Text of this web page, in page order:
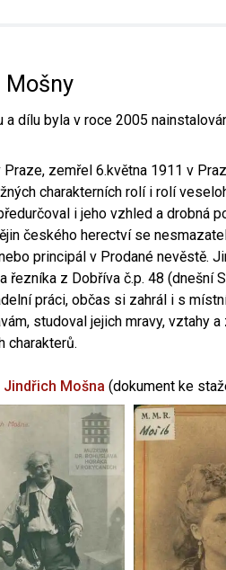
Mošny
dílu byla v roce 2005
zemřel 6.května 1911 v
charakterních rolí i rolí
i jeho vzhled a drobná
českého herectví se
principál v Prodané nevěstě.
z Dobříva č.p. 48 (dnešní
práci, občas si zahrál i s
studoval jejich mravy, vztahy
charakterů.
Jindřich Mošna (dokument ke